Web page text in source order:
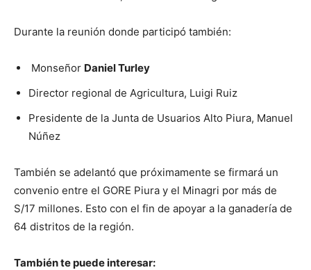
Durante la reunión donde participó también:
Monseñor Daniel Turley
Director regional de Agricultura, Luigi Ruiz
Presidente de la Junta de Usuarios Alto Piura, Manuel
Núñez
También se adelantó que próximamente se firmará un
convenio entre el GORE Piura y el Minagri por más de
S/17 millones. Esto con el fin de apoyar a la ganadería de
64 distritos de la región.
También te puede interesar: